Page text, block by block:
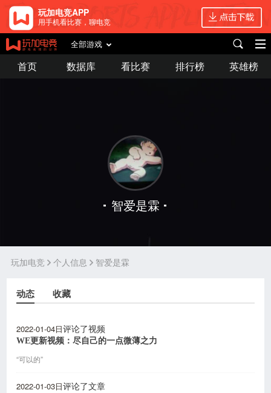
玩加电竞APP
用手机看比赛，聊电竞
全部游戏
首页 数据库 看比赛 排行榜 英雄榜
智爱是霖
玩加电竞 个人信息 智爱是霖
动态 收藏
2022-01-04日评论了视频
WE更新视频：尽自己的一点微薄之力
“可以的”
2022-01-03日评论了文章